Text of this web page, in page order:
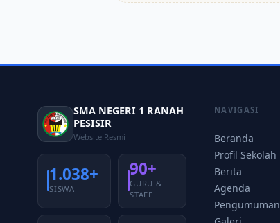
SMA NEGERI 1 RANAH
PESISIR
Website Resmi
1.038+
SISWA
90+
GURU &
STAFF
NAVIGASI
Beranda
Profil Sekolah
Berita
Agenda
Pengumuman